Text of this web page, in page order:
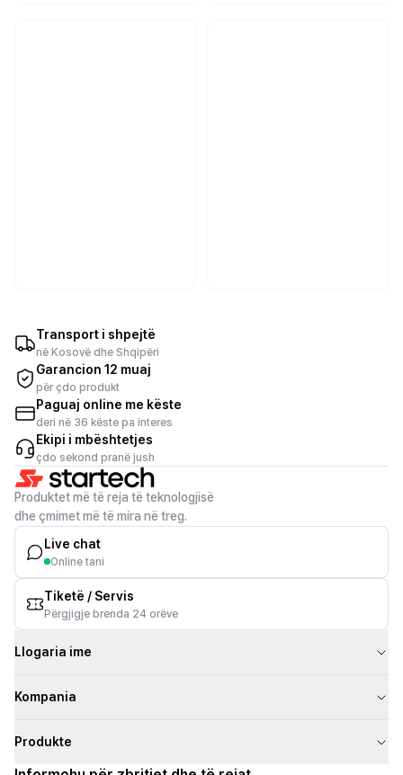
Transport i shpejtë
në Kosovë dhe Shqipëri
Garancion 12 muaj
për çdo produkt
Paguaj online me këste
deri në 36 këste pa interes
Ekipi i mbështetjes
çdo sekond pranë jush
Produktet më të reja të teknologjisë
dhe çmimet më të mira në treg.
Live chat
Online tani
Tiketë / Servis
Përgjigje brenda 24 orëve
Llogaria ime
Kompania
Produkte